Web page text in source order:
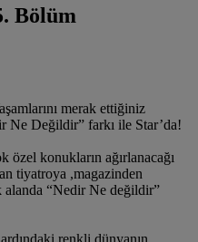
Bölüm
merak ettiğiniz
Değildir” farkı ile Star’da!
konukların ağırlanacağı
tiyatroya ,magazinden
alanda “Nedir Ne değildir”
renkli dünyanın